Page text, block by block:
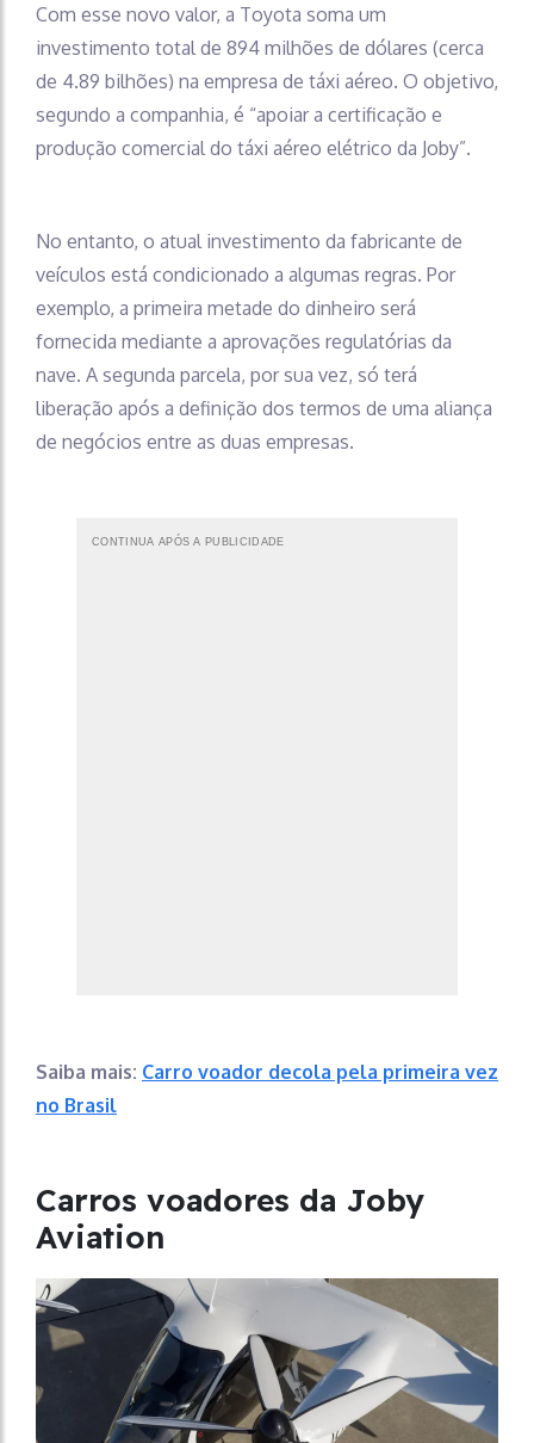
Com esse novo valor, a Toyota soma um
investimento total de 894 milhões de dólares (cerca
de 4.89 bilhões) na empresa de táxi aéreo. O objetivo,
segundo a companhia, é “apoiar a certificação e
produção comercial do táxi aéreo elétrico da Joby”.
No entanto, o atual investimento da fabricante de
veículos está condicionado a algumas regras. Por
exemplo, a primeira metade do dinheiro será
fornecida mediante a aprovações regulatórias da
nave. A segunda parcela, por sua vez, só terá
liberação após a definição dos termos de uma aliança
de negócios entre as duas empresas.
CONTINUA APÓS A PUBLICIDADE
Saiba mais: Carro voador decola pela primeira vez
no Brasil
Carros voadores da Joby
Aviation